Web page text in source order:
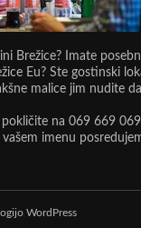
Brežice? Imate
Eu? Ste gostinski
malice jim nudite
pokličite na 069 669
imenu
WordPress